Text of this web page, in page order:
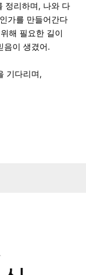
정리하며, 나와 다
가를 만들어간다
해 필요한 길이
음이 생겼어.
기다리며,